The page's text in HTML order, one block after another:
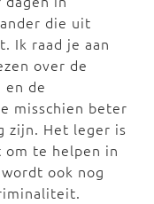
die uit
Ik raad je aan
over de
de
misschien beter
zijn. Het leger is
om te helpen in
ook nog